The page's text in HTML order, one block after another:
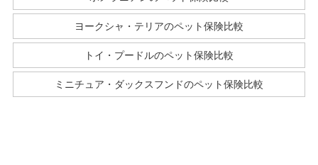
ヨークシャ・テリアのペット保険比較
トイ・プードルのペット保険比較
ミニチュア・ダックスフンドのペット保険比較